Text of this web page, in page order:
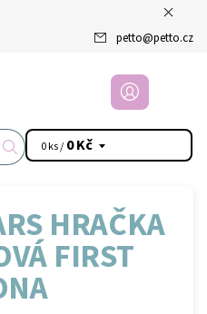
petto@petto.cz
0 ks / 0 Kč
HRAČKA
FIRST